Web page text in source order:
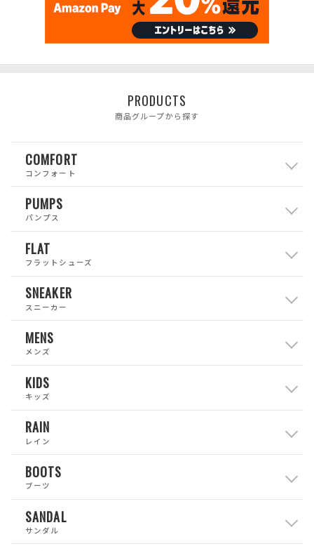
PRODUCTS
商品グループから探す
COMFORT
コンフォート
PUMPS
パンプス
FLAT
フラットシューズ
SNEAKER
スニーカー
MENS
メンズ
KIDS
キッズ
RAIN
レイン
BOOTS
ブーツ
SANDAL
サンダル